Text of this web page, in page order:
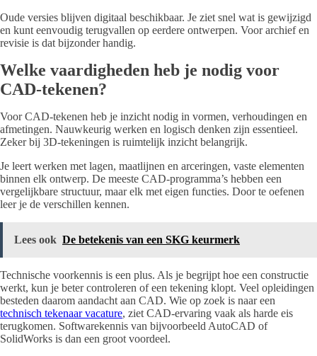
Oude versies blijven digitaal beschikbaar. Je ziet snel wat is gewijzigd
en kunt eenvoudig terugvallen op eerdere ontwerpen. Voor archief en
revisie is dat bijzonder handig.
Welke vaardigheden heb je nodig voor
CAD-tekenen?
Voor CAD-tekenen heb je inzicht nodig in vormen, verhoudingen en
afmetingen. Nauwkeurig werken en logisch denken zijn essentieel.
Zeker bij 3D-tekeningen is ruimtelijk inzicht belangrijk.
Je leert werken met lagen, maatlijnen en arceringen, vaste elementen
binnen elk ontwerp. De meeste CAD-programma’s hebben een
vergelijkbare structuur, maar elk met eigen functies. Door te oefenen
leer je de verschillen kennen.
Lees ook De betekenis van een SKG keurmerk
Technische voorkennis is een plus. Als je begrijpt hoe een constructie
werkt, kun je beter controleren of een tekening klopt. Veel opleidingen
besteden daarom aandacht aan CAD. Wie op zoek is naar een
technisch tekenaar vacature, ziet CAD-ervaring vaak als harde eis
terugkomen. Softwarekennis van bijvoorbeeld AutoCAD of
SolidWorks is dan een groot voordeel.